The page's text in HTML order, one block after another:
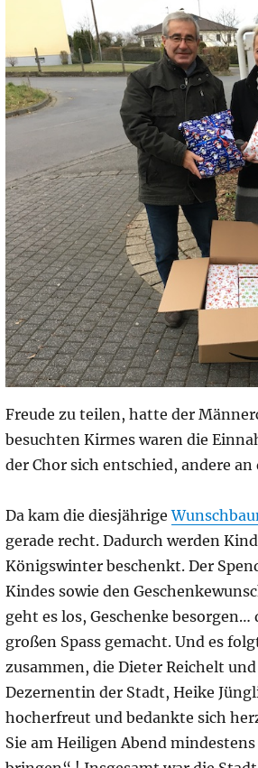
Freude zu teilen, hatte der
besuchten Kirmes waren die
der Chor sich entschied, andere
Da kam die diesjährige
gerade recht. Dadurch werden
Königswinter beschenkt. Der
Kindes sowie den
geht es los, Geschenke
großen Spass gemacht. Und es
zusammen, die Dieter Reichelt
Dezernentin der Stadt, Heike
hocherfreut und bedankte sich
Sie am Heiligen Abend